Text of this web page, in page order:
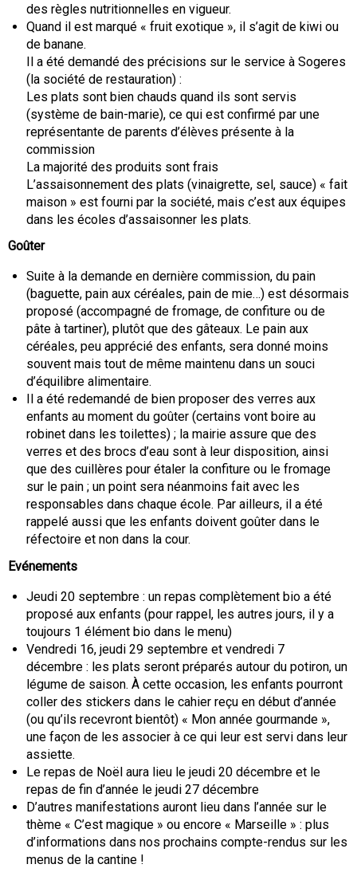
des règles nutritionnelles en vigueur.
Quand il est marqué « fruit exotique », il s’agit de kiwi ou
de banane.
Il a été demandé des précisions sur le service à Sogeres
(la société de restauration) :
Les plats sont bien chauds quand ils sont servis
(système de bain-marie), ce qui est confirmé par une
représentante de parents d’élèves présente à la
commission
La majorité des produits sont frais
L’assaisonnement des plats (vinaigrette, sel, sauce) « fait
maison » est fourni par la société, mais c’est aux équipes
dans les écoles d’assaisonner les plats.
Goûter
Suite à la demande en dernière commission, du pain
(baguette, pain aux céréales, pain de mie…) est désormais
proposé (accompagné de fromage, de confiture ou de
pâte à tartiner), plutôt que des gâteaux. Le pain aux
céréales, peu apprécié des enfants, sera donné moins
souvent mais tout de même maintenu dans un souci
d’équilibre alimentaire.
Il a été redemandé de bien proposer des verres aux
enfants au moment du goûter (certains vont boire au
robinet dans les toilettes) ; la mairie assure que des
verres et des brocs d’eau sont à leur disposition, ainsi
que des cuillères pour étaler la confiture ou le fromage
sur le pain ; un point sera néanmoins fait avec les
responsables dans chaque école. Par ailleurs, il a été
rappelé aussi que les enfants doivent goûter dans le
réfectoire et non dans la cour.
Evénements
Jeudi 20 septembre : un repas complètement bio a été
proposé aux enfants (pour rappel, les autres jours, il y a
toujours 1 élément bio dans le menu)
Vendredi 16, jeudi 29 septembre et vendredi 7
décembre : les plats seront préparés autour du potiron, un
légume de saison. À cette occasion, les enfants pourront
coller des stickers dans le cahier reçu en début d’année
(ou qu’ils recevront bientôt) « Mon année gourmande »,
une façon de les associer à ce qui leur est servi dans leur
assiette.
Le repas de Noël aura lieu le jeudi 20 décembre et le
repas de fin d’année le jeudi 27 décembre
D’autres manifestations auront lieu dans l’année sur le
thème « C’est magique » ou encore « Marseille » : plus
d’informations dans nos prochains compte-rendus sur les
menus de la cantine !